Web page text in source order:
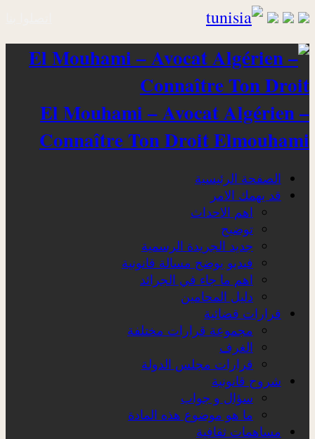
El Mouhami – Avocat Algérien –
Connaître Ton Droit Elmouhami
الصفحة الرئيسية
قد يهمك الامر
اهم الاحداث
توضيح
جديد الجريدة الرسمية
فيديو يوضح مسالة قانونية
اهم ما جاء في الجرائد
دليل المحامين
قرارات قضائية
مجموعة قرارات مختلفة
الغرف
قرارات مجلس الدولة
شروح قانونية
سؤال و جواب
ما هو موضوع هذه المادة
مساهمات ثقافية